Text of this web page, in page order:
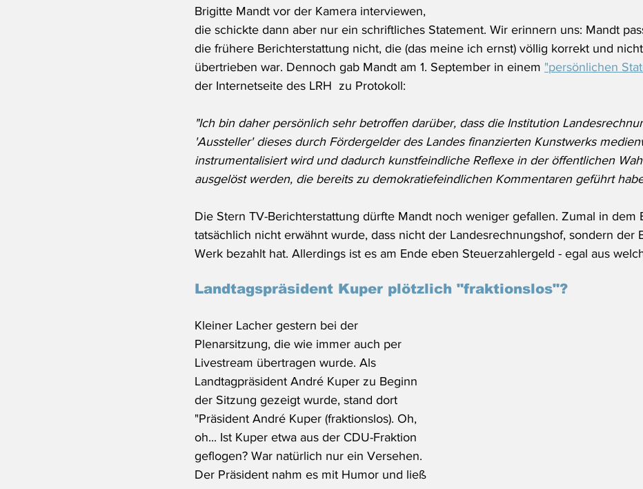
Brigitte Mandt vor der Kamera interviewen,
die schickte dann aber nur ein schriftliches Statement. Wir erinnern uns: Mandt
die frühere Berichterstattung nicht, die (das meine ich ernst) völlig korrekt und nicht
übertrieben war. Dennoch gab Mandt am 1. September in einem "persönlichen
der Internetseite des LRH  zu Protokoll:
"Ich bin daher persönlich sehr betroffen darüber, dass die Institution
'Aussteller' dieses durch Fördergelder des Landes finanzierten Kunstwerks
instrumentalisiert wird und dadurch kunstfeindliche Reflexe in der öffentlichen
ausgelöst werden, die bereits zu demokratiefeindlichen Kommentaren geführt
Die Stern TV-Berichterstattung dürfte Mandt noch weniger gefallen. Zumal in dem
tatsächlich nicht erwähnt wurde, dass nicht der Landesrechnungshof, sondern der
Werk bezahlt hat. Allerdings ist es am Ende eben Steuerzahlergeld - egal aus
Landtagspräsident Kuper plötzlich "fraktionslos"?
Kleiner Lacher gestern bei der
Plenarsitzung, die wie immer auch per
Livestream übertragen wurde. Als
Landtagpräsident André Kuper zu Beginn
der Sitzung gezeigt wurde, stand dort
"Präsident André Kuper (fraktionslos). Oh,
oh... Ist Kuper etwa aus der CDU-Fraktion
geflogen? War natürlich nur ein Versehen.
Der Präsident nahm es mit Humor und ließ